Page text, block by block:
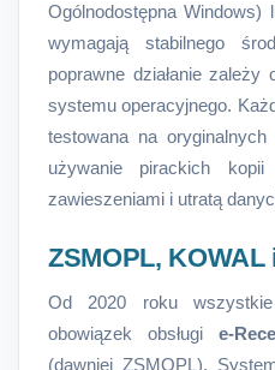
Ogólnodostępna Windows)
wymagają stabilnego
poprawne działanie zależy
systemu operacyjnego.
testowana na
używanie pirackich kopii
zawieszeniami i utratą
ZSMOPL, KOWAL
Od 2020 roku
obowiązek obsługie-
(dawniej ZSMOPL).